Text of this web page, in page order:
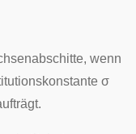
wenn
σ